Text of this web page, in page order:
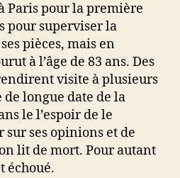
Paris pour la première
pour superviser la
pièces, mais en
à l’âge de 83 ans. Des
visite à plusieurs
longue date de la
le l’espoir de le
ses opinions et de
lit de mort. Pour autant
échoué.